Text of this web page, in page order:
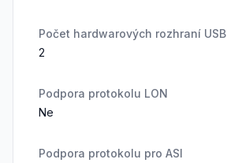
Počet hardwarových rozhraní USB
2
Podpora protokolu LON
Ne
Podpora protokolu pro ASI